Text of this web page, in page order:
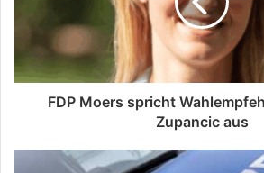
FDP Moers spricht
Zupancic aus